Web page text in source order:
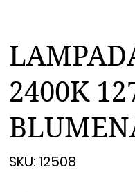
2400K
SKU:
12508
12508